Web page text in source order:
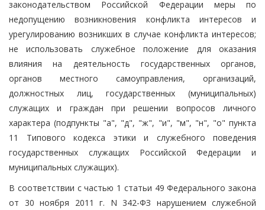
законодательством Российской Федерации меры по
недопущению возникновения конфликта интересов и
урегулированию возникших в случае конфликта интересов;
не использовать служебное положение для оказания
влияния на деятельность государственных органов,
органов местного самоуправления, организаций,
должностных лиц, государственных (муниципальных)
служащих и граждан при решении вопросов личного
характера (подпункты "а", "д", "ж", "и", "м", "н", "о" пункта
11 Типового кодекса этики и служебного поведения
государственных служащих Российской Федерации и
муниципальных служащих).
В соответствии с частью 1 статьи 49 Федерального закона
от 30 ноября 2011 г. N 342-ФЗ нарушением служебной